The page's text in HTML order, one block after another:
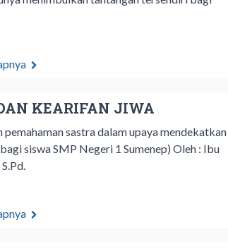
KEARIFAN JIWA
pemahaman sastra dalam upaya mendekatkan
siswa SMP Negeri 1 Sumenep) Oleh : Ibu
S.Pd.